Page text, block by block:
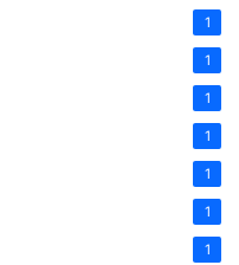
1
1
1
1
1
1
1